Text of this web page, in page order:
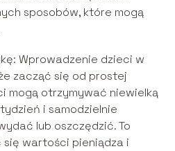
sposobów, które mogą
Wprowadzenie dzieci w
zacząć się od prostej
mogą otrzymywać niewielką
i samodzielnie
lub oszczędzić. To
się wartości pieniądza i